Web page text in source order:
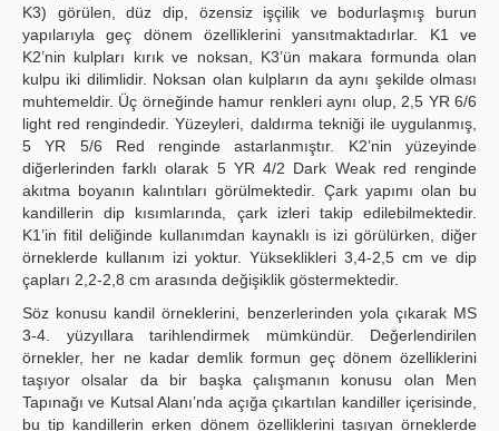
K3) görülen, düz dip, özensiz işçilik ve bodurlaşmış burun
yapılarıyla geç dönem özelliklerini yansıtmaktadırlar. K1 ve
K2’nin kulpları kırık ve noksan, K3’ün makara formunda olan
kulpu iki dilimlidir. Noksan olan kulpların da aynı şekilde olması
muhtemeldir. Üç örneğinde hamur renkleri aynı olup, 2,5 YR 6/6
light red rengindedir. Yüzeyleri, daldırma tekniği ile uygulanmış,
5 YR 5/6 Red renginde astarlanmıştır. K2’nin yüzeyinde
diğerlerinden farklı olarak 5 YR 4/2 Dark Weak red renginde
akıtma boyanın kalıntıları görülmektedir. Çark yapımı olan bu
kandillerin dip kısımlarında, çark izleri takip edilebilmektedir.
K1’in fitil deliğinde kullanımdan kaynaklı is izi görülürken, diğer
örneklerde kullanım izi yoktur. Yükseklikleri 3,4-2,5 cm ve dip
çapları 2,2-2,8 cm arasında değişiklik göstermektedir.
Söz konusu kandil örneklerini, benzerlerinden yola çıkarak MS
3-4. yüzyıllara tarihlendirmek mümkündür. Değerlendirilen
örnekler, her ne kadar demlik formun geç dönem özelliklerini
taşıyor olsalar da bir başka çalışmanın konusu olan Men
Tapınağı ve Kutsal Alanı’nda açığa çıkartılan kandiller içerisinde,
bu tip kandillerin erken dönem özelliklerini taşıyan örneklerde